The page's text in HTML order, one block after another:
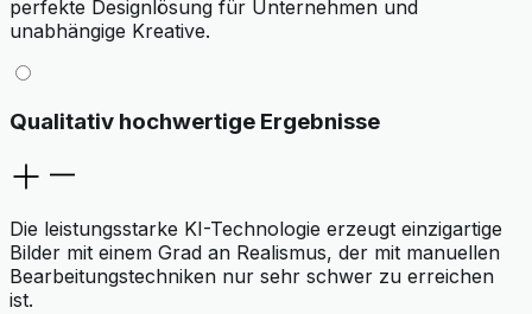
perfekte Designlösung für Unternehmen und
unabhängige Kreative.
Qualitativ hochwertige Ergebnisse
Die leistungsstarke KI-Technologie erzeugt einzigartige
Bilder mit einem Grad an Realismus, der mit manuellen
Bearbeitungstechniken nur sehr schwer zu erreichen
ist.